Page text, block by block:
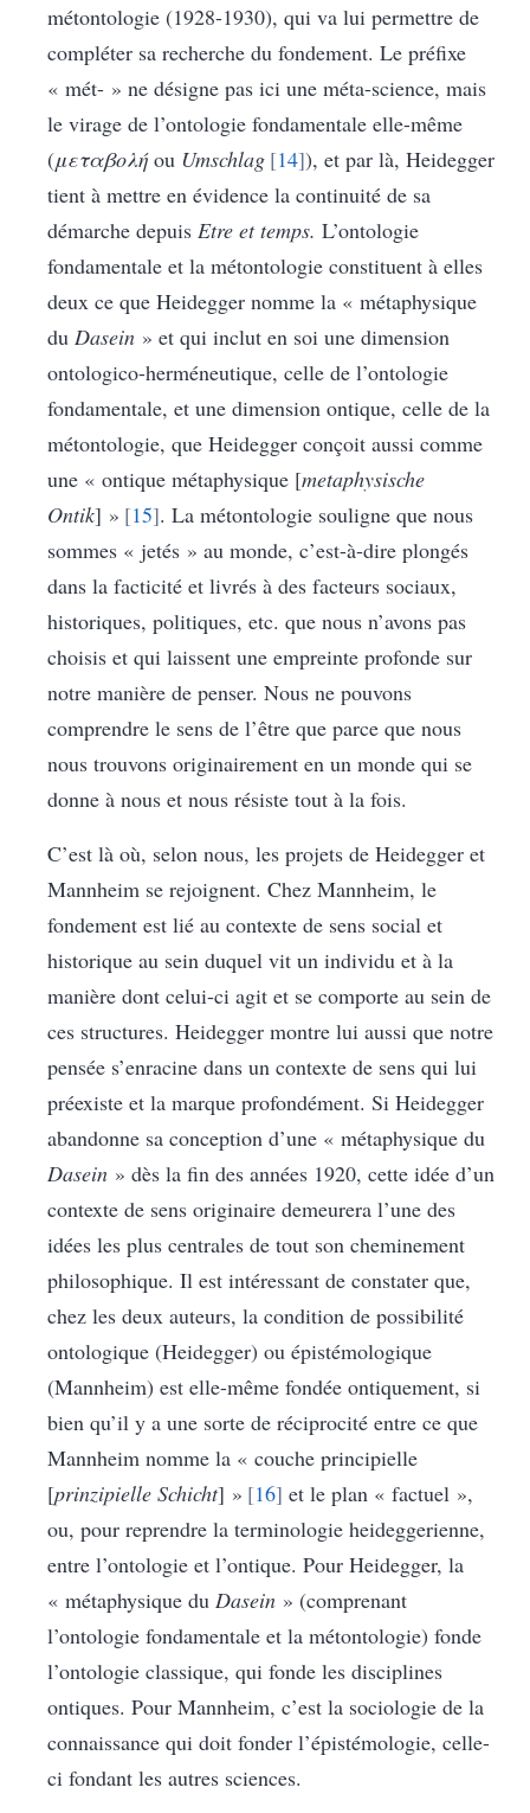
métontologie (1928-1930), qui va lui permettre de
compléter sa recherche du fondement. Le préfixe
« mét- » ne désigne pas ici une méta-science, mais
le virage de l’ontologie fondamentale elle-même
(μεταβολήou Umschlag 14 ), et par là, Heidegger
tient à mettre en évidence la continuité de sa
démarche depuis Etre et temps. L’ontologie
fondamentale et la métontologie constituent à elles
deux ce que Heidegger nomme la « métaphysique
du Dasein » et qui inclut en soi une dimension
ontologico-herméneutique, celle de l’ontologie
fondamentale, et une dimension ontique, celle de la
métontologie, que Heidegger conçoit aussi comme
une « ontique métaphysique [metaphysische
Ontik] » 15 . La métontologie souligne que nous
sommes « jetés » au monde, c’est-à-dire plongés
dans la facticité et livrés à des facteurs sociaux,
historiques, politiques, etc. que nous n’avons pas
choisis et qui laissent une empreinte profonde sur
notre manière de penser. Nous ne pouvons
comprendre le sens de l’être que parce que nous
nous trouvons originairement en un monde qui se
donne à nous et nous résiste tout à la fois.
C’est là où, selon nous, les projets de Heidegger et
Mannheim se rejoignent. Chez Mannheim, le
fondement est lié au contexte de sens social et
historique au sein duquel vit un individu et à la
manière dont celui-ci agit et se comporte au sein de
ces structures. Heidegger montre lui aussi que notre
pensée s’enracine dans un contexte de sens qui lui
préexiste et la marque profondément. Si Heidegger
abandonne sa conception d’une « métaphysique du
Dasein » dès la fin des années 1920, cette idée d’un
contexte de sens originaire demeurera l’une des
idées les plus centrales de tout son cheminement
philosophique. Il est intéressant de constater que,
chez les deux auteurs, la condition de possibilité
ontologique (Heidegger) ou épistémologique
(Mannheim) est elle-même fondée ontiquement, si
bien qu’il y a une sorte de réciprocité entre ce que
Mannheim nomme la « couche principielle
[prinzipielle Schicht] » 16 et le plan « factuel »,
ou, pour reprendre la terminologie heideggerienne,
entre l’ontologie et l’ontique. Pour Heidegger, la
« métaphysique du Dasein » (comprenant
l’ontologie fondamentale et la métontologie) fonde
l’ontologie classique, qui fonde les disciplines
ontiques. Pour Mannheim, c’est la sociologie de la
connaissance qui doit fonder l’épistémologie, celle-
ci fondant les autres sciences.